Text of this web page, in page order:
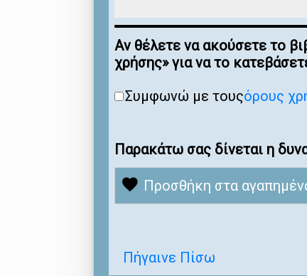
Αν θέλετε να ακούσετε το
χρήσης» για να το
Συμφωνώ με τουςόρους
Παρακάτω σας δίνεται η
Προσθήκη στα
Πήγαινε Πίσω